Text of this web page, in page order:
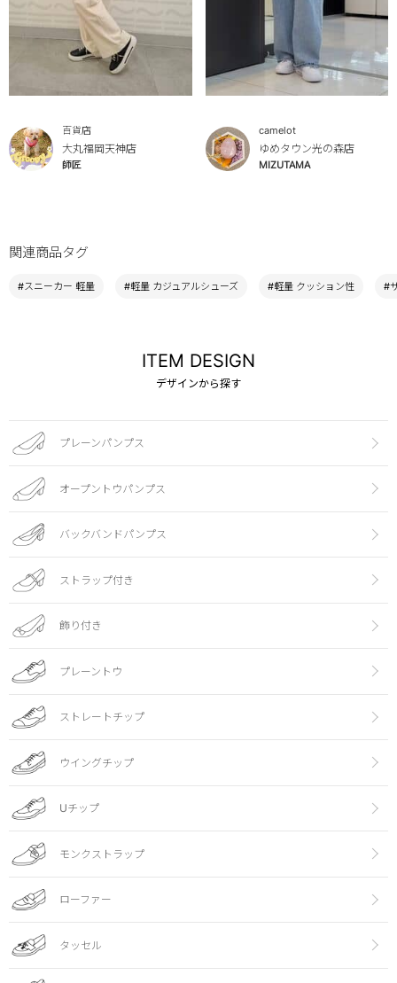
百貨店
大丸福岡天神店
師匠
camelot
ゆめタウン光の森店
MIZUTAMA
関連商品タグ
#スニーカー 軽量 #軽量 カジュアルシューズ #軽量 クッション性 #
ITEM DESIGN
デザインから探す
プレーンパンプス
オープントウパンプス
バックバンドパンプス
ストラップ付き
飾り付き
プレーントウ
ストレートチップ
ウイングチップ
Uチップ
モンクストラップ
ローファー
タッセル